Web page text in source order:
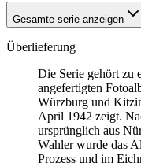
Gesamte serie anzeigen
Überlieferung
Die Serie gehört zu
angefertigten
Würzburg und
April 1942 zeigt.
ursprünglich aus
Wahler wurde das
Prozess und im